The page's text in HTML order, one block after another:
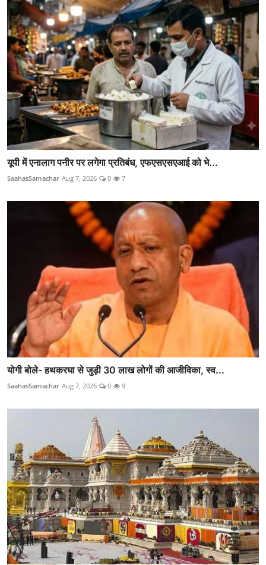
यूपी में एनालाग पनीर पर लगेगा प्रतिबंध, एफएसएसएआई को भे...
SaahasSamachar Aug 7, 2026 0 7
योगी बोले- हथकरघा से जुड़ी 30 लाख लोगों की आजीविका, स्व...
SaahasSamachar Aug 7, 2026 0 9